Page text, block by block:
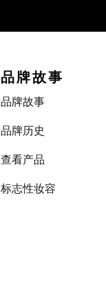
品牌故事
品牌故事
品牌历史
查看产品
标志性妆容